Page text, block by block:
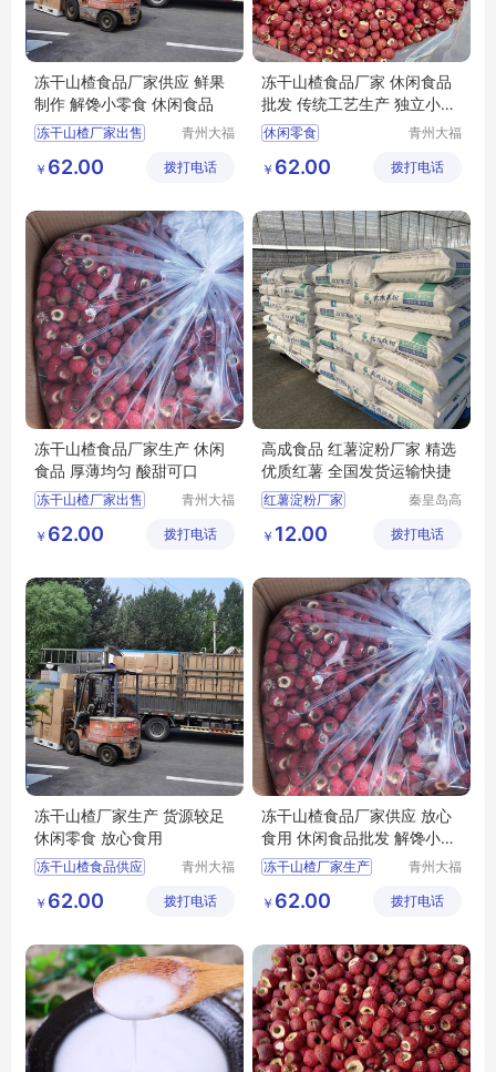
冻干山楂食品厂家供应 鲜果
制作 解馋小零食 休闲食品
冻干山楂厂家出售
冻干山楂生产
冻干山楂食品加工
青州大福
展有限公
￥ 62.00 拨打电话
冻干山楂食品厂家 休闲食品
批发 传统工艺生产 独立小包
装
休闲零食
冻干山楂制品加工
休闲食品
青州大福
展有限公
￥ 62.00 拨打电话
冻干山楂食品厂家生产 休闲
食品 厚薄均匀 酸甜可口
冻干山楂厂家出售
冻干山楂食品生产厂家
冻干山楂食品厂家
青州大福
展有限公
￥ 62.00 拨打电话
高成食品 红薯淀粉厂家 精选
优质红薯 全国发货运输快捷
红薯淀粉厂家
秦皇岛高
业股份有
￥ 12.00 拨打电话
冻干山楂厂家生产 货源较足
休闲零食 放心食用
冻干山楂食品供应
冻干山楂
冻干山楂食品
青州大福
展有限公
￥ 62.00 拨打电话
冻干山楂食品厂家供应 放心
食用 休闲食品批发 解馋小零
食
冻干山楂厂家生产
冻干山楂制品厂家出售
冻干山楂食品供应
青州大福
展有限公
￥ 62.00 拨打电话